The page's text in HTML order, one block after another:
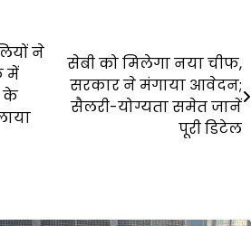
ने
में
के
सेबी को मिलेगा नया चीफ,
सरकार ने मंगाया आवेदन;
सैलरी-योग्यता समेत जानें
पूरी डिटेल